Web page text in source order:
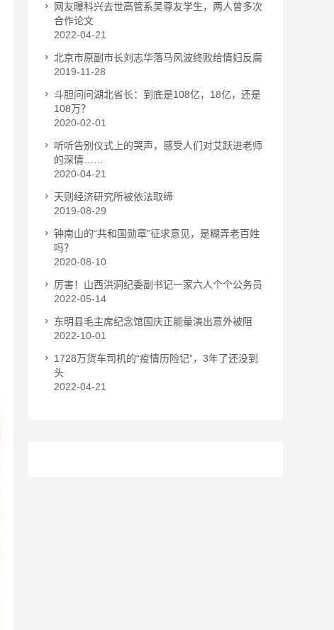
网友曝科兴去世高管系吴尊友学生，两人曾多次
合作论文
2022-04-21
北京市原副市长刘志华落马风波终败给情妇反腐
2019-11-28
斗胆问问湖北省长：到底是108亿，18亿，还是
108万？
2020-02-01
听听告别仪式上的哭声，感受人们对艾跃进老师
的深情……
2020-04-21
天则经济研究所被依法取缔
2019-08-29
钟南山的“共和国勋章”征求意见，是糊弄老百姓
吗？
2020-08-10
厉害！山西洪洞纪委副书记一家六人个个公务员
2022-05-14
东明县毛主席纪念馆国庆正能量演出意外被阻
2022-10-01
1728万货车司机的“疫情历险记”，3年了还没到
头
2022-04-21